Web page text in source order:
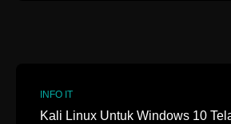
INFO IT
Kali Linux Untuk Windows 10